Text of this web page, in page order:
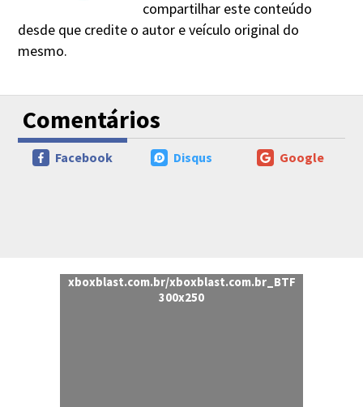
compartilhar este conteúdo
desde que credite o autor e veículo original do
mesmo.
Comentários
Google
Disqus
Facebook
xboxblast.com.br/xboxblast.com.br_BTF
300x250